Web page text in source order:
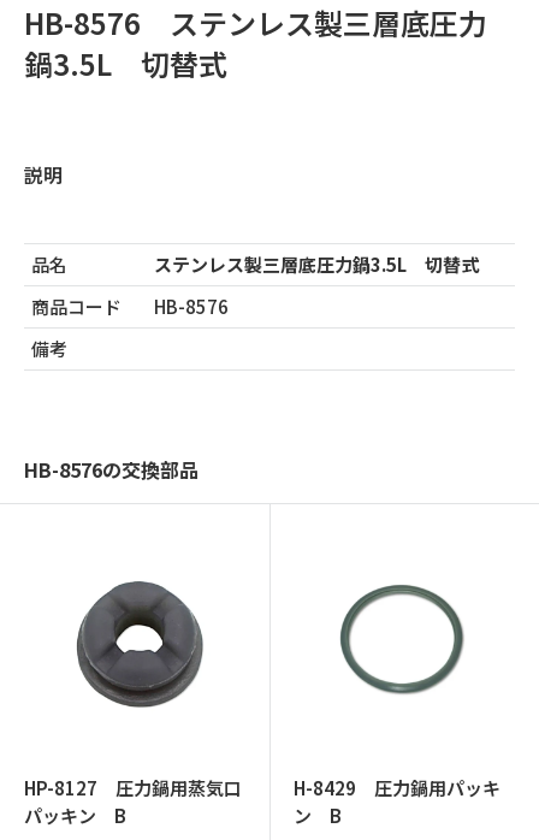
HB-8576 ステンレス製三層底圧力
鍋3.5L 切替式
説明
品名
ステンレス製三層底圧力鍋3.5L 切替式
商品コード
HB-8576
備考
HB-8576の交換部品
HP-8127 圧力鍋用蒸気口
パッキン B
H-8429 圧力鍋用パッキ
ン B